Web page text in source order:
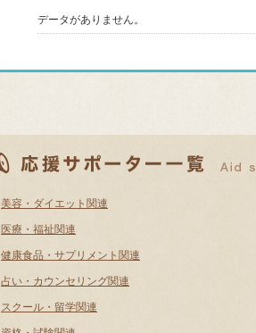
データがありません。
美容・ダイエット関連
医療・福祉関連
健康食品・サプリメント関連
占い・カウンセリング関連
スクール・留学関連